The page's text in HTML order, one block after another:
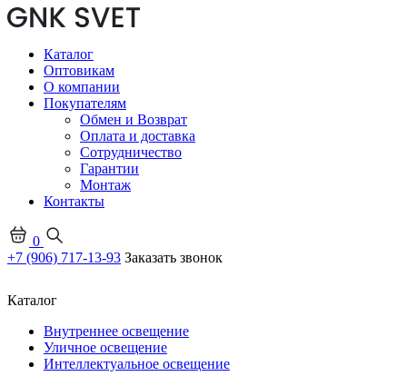
Каталог
Оптовикам
О компании
Покупателям
Обмен и Возврат
Оплата и доставка
Сотрудничество
Гарантии
Монтаж
Контакты
0
+7 (906) 717-13-93 Заказать звонок
Каталог
Внутреннее освещение
Уличное освещение
Интеллектуальное освещение